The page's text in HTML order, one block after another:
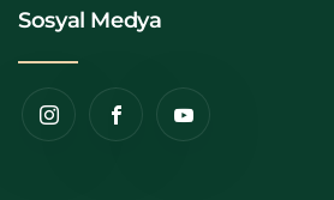
Sosyal Medya